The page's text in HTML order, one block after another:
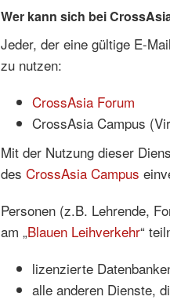
Wer kann sich bei
Jeder, der eine gültige E-
zu nutzen:
CrossAsia Forum
CrossAsia Campus
Mit der Nutzung dieser
des CrossAsia Campus
Personen (z.B. Lehrende,
am „Blauen Leihverkehr“
lizenzierte
alle anderen Dienste,